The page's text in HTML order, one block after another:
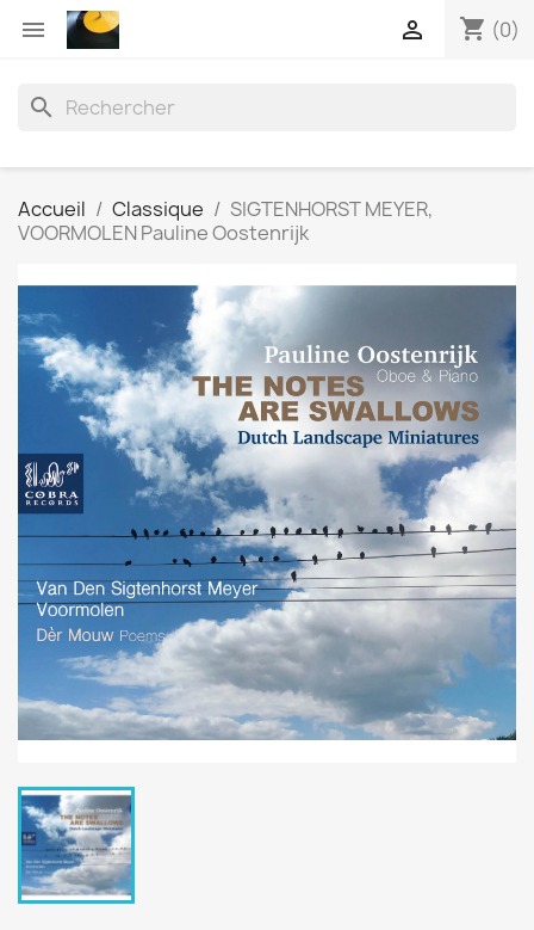
 shopping_cart (0)

search
Accueil Classique
SIGTENHORST MEYER,
VOORMOLEN Pauline Oostenrijk